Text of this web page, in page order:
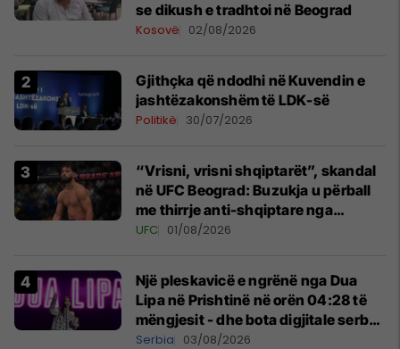
se dikush e tradhtoi në Beograd
Kosovë 02/08/2026
Gjithçka që ndodhi në Kuvendin e
jashtëzakonshëm të LDK-së
Politikë 30/07/2026
“Vrisni, vrisni shqiptarët”, skandal
në UFC Beograd: Buzukja u përball
me thirrje anti-shqiptare nga
tribunat
UFC 01/08/2026
Një pleskavicë e ngrënë nga Dua
Lipa në Prishtinë në orën 04:28 të
mëngjesit - dhe bota digjitale serbe
shpall gjendjen e luftës
Serbia 03/08/2026